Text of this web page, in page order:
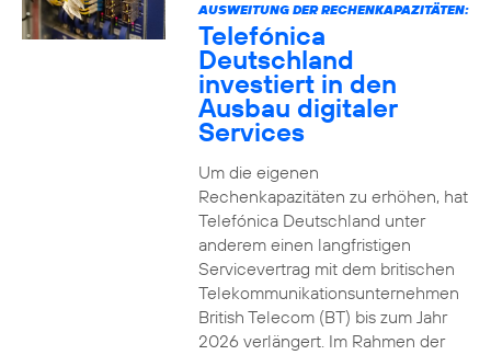
AUSWEITUNG DER RECHENKAPAZITÄTEN:
Telefónica
Deutschland
investiert in den
Ausbau digitaler
Services
Um die eigenen
Rechenkapazitäten zu erhöhen, hat
Telefónica Deutschland unter
anderem einen langfristigen
Servicevertrag mit dem britischen
Telekommunikationsunternehmen
British Telecom (BT) bis zum Jahr
2026 verlängert. Im Rahmen der